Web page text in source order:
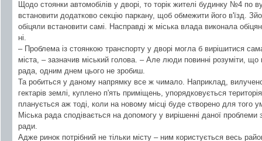
Щодо стоянки автомобілів у дворі, то торік жителі будинку №4 по
встановити додатково секцію паркану, щоб обмежити його в'їзд.
обіцяли встановити самі. Насправді ж міська влада виконала
ні.
– Проблема із стоянкою транспорту у дворі могла б вирішитися
міста, – зазначив міський голова. – Але люди повинні розуміти,
рада, одним днем цього не зробиш.
Та робиться у даному напрямку все ж чимало. Наприклад,
гектарів землі, куплено п'ять приміщень, упорядковується
планується аж тоді, коли на новому місці буде створено для того
Міська рада сподівається на допомогу у вирішенні даної проблеми
ради.
Адже ринок потрібний не тільки місту – ним користується весь